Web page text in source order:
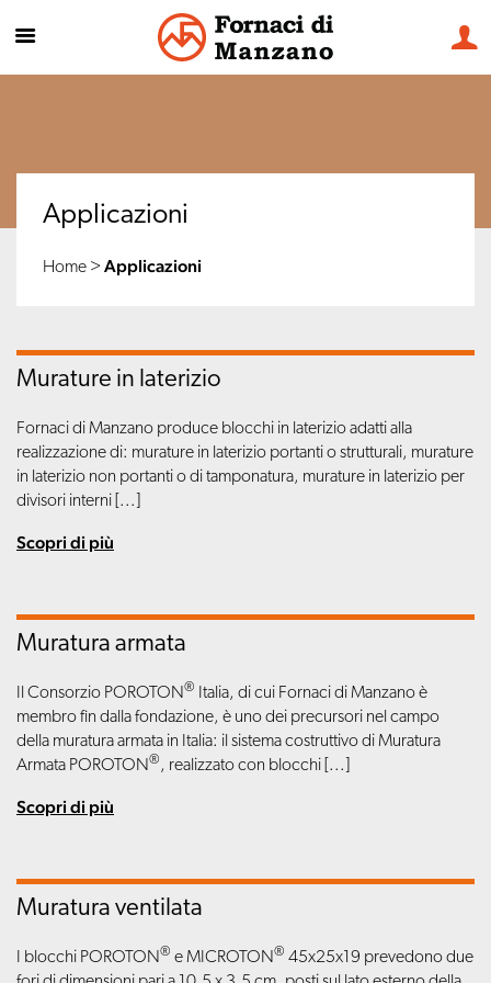
Applicazioni
Home >Applicazioni
Murature in laterizio
Fornaci di Manzano produce blocchi in laterizio adatti alla
realizzazione di: murature in laterizio portanti o strutturali, murature
in laterizio non portanti o di tamponatura, murature in laterizio per
divisori interni [...]
Scopri di più
Muratura armata
Il Consorzio POROTON®
Italia, di cui Fornaci di Manzano è
membro fin dalla fondazione, è uno dei precursori nel campo
della muratura armata in Italia: il sistema costruttivo di Muratura
Armata POROTON® , realizzato con blocchi [...]
Scopri di più
Muratura ventilata
I blocchi POROTON® e MICROTON® 45x25x19 prevedono due